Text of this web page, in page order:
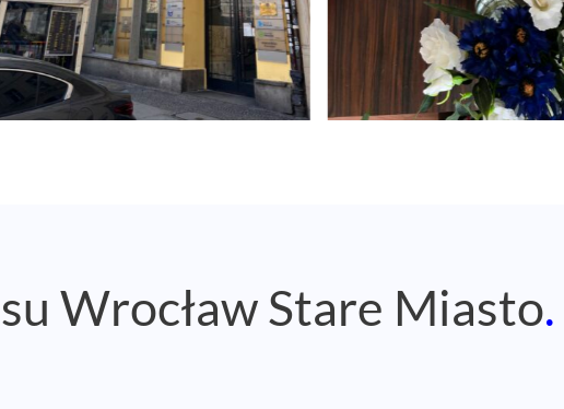
Wrocław Stare Miasto.